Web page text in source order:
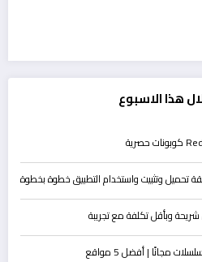
هذا الاسبوع
وبأقل تكلفة مع تجريبة
مجانًا | أفضل 5 مواقع